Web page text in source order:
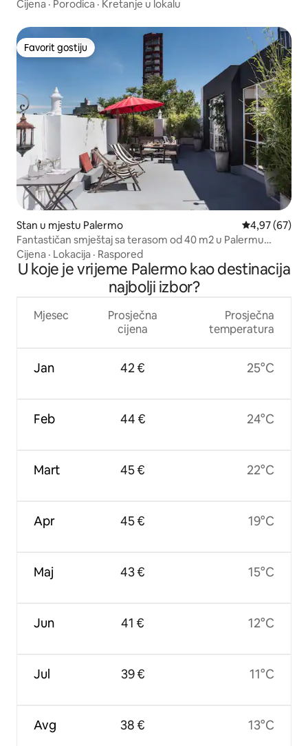
Cijena · Porodica · Kretanje u lokalu
Favorit gostiju
Favorit gostiju
Stan u mjestu Palermo prosječna
4,97 (67)
Fantastičan smještaj sa terasom od 40 m2 u Palermu
Soho!
Cijena · Lokacija · Raspored
U koje je vrijeme Palermo kao destinacija
najbolji izbor?
Mjesec
Jan
Feb
Mart
Apr
Maj
Jun
Jul
Avg
Prosječna
cijena
42 €
44 €
45 €
45 €
43 €
41 €
39 €
38 €
Prosječna
temperatura
25°C
24°C
22°C
19°C
15°C
12°C
11°C
13°C